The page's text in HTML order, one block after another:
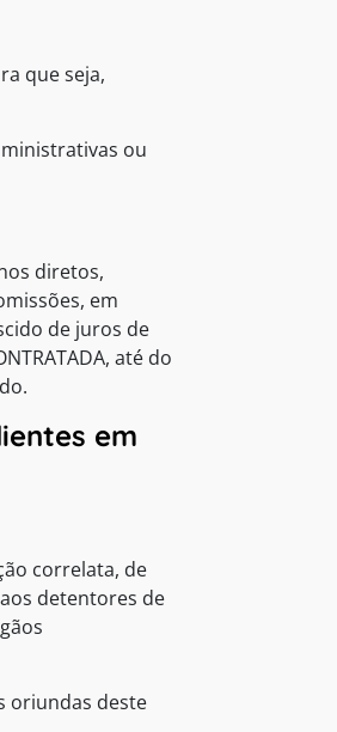
que seja,
ou
diretos,
em
de juros de
até do
em
correlata, de
detentores de
oriundas deste